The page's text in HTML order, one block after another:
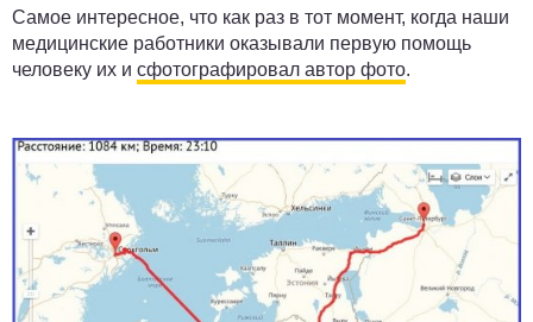
Самое интересное, что как раз в тот момент, когда наши
медицинские работники оказывали первую помощь
человеку их и сфотографировал автор фото.